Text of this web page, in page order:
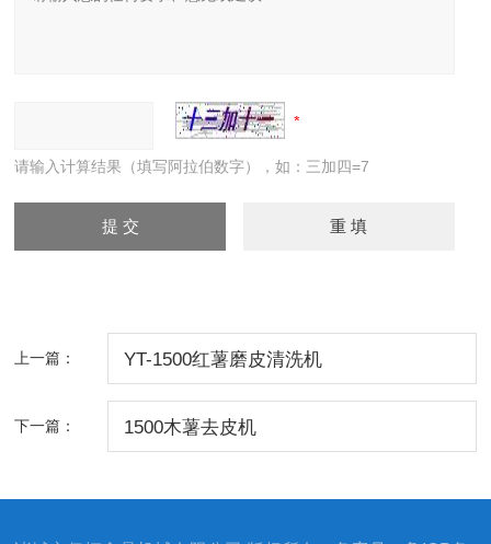
请输入计算结果（填写阿拉伯数字），如：三加四=7
上一篇： YT-1500红薯磨皮清洗机
下一篇： 1500木薯去皮机